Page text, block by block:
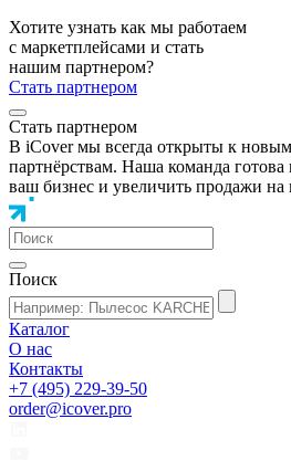
Хотите узнать как мы работаем
с маркетплейсами и стать
нашим партнером?
Стать партнером
Стать партнером
В iCover мы всегда открыты к новым
партнёрствам. Наша команда
ваш бизнес и увеличить продажи на
Поиск
Каталог
О нас
Контакты
+7 (495) 229-39-50
order@icover.pro